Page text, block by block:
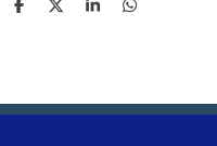
D
D
S
D